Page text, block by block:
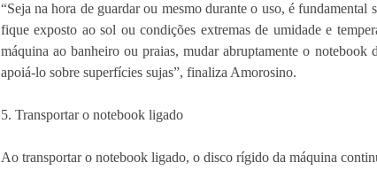
“Seja na hora de guardar ou mesmo durante o uso, é fundamental
fique exposto ao sol ou condições extremas de umidade e
máquina ao banheiro ou praias, mudar abruptamente o
apoiá-lo sobre superfícies sujas”, finaliza Amorosino.
5. Transportar o notebook ligado
Ao transportar o notebook ligado, o disco rígido da máquina